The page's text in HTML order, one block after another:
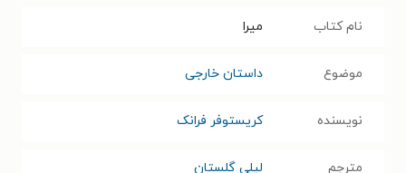
نام کتاب میرا
موضوع داستان خارجی
نویسنده کریستوفر فرانک
مترجم ل‍ی‍ل‍ی‌ گ‍ل‍س‍ت‍ان‌